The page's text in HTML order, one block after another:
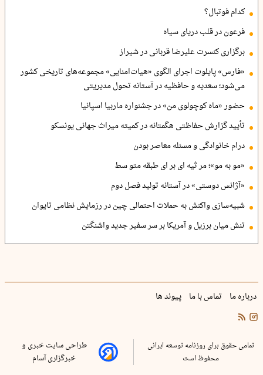
کدام فوتبال؟
فرعون در قلب دریای سیاه
برگزاری کنسرت علیرضا قربانی در شیراز
«فارس» پایلوت اجرای الگوی «هیات‌امنایی» مجموعه‌های تاریخی کشور
می‌شود؛ سعدیه و حافظیه در آستانه تحول مدیریتی
حضور «ماه کوچولوی من» در جشنواره ماربیا اسپانیا
تأیید گزارش حفاظتی هگمتانه در کمیته میراث جهانی یونسکو
درام خانوادگی و مسئله معاصر بودن
«مو به مو»؛ مر ثیه ای بر ای طبقه متو سط
«آژانس دوستی» در آستانه تولید فصل دوم
شبیه‌سازی واکنش به حملات احتمالی چین در رزمایش نظامی تایوان
تنش میان برزیل و آمریکا بر سر سفیر جدید واشنگتن
درباره ما تماس با ما پیوند ها
تمامی حقوق برای روزنامه توسعه ایرانی
محفوظ است
طراحی سایت خبری و
خبرگزاری آسام